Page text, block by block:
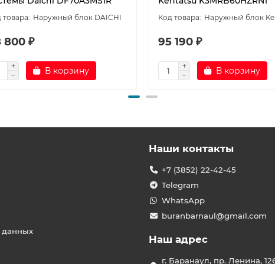
Наружный блок DAICHI
800 ₽
В корзину
Наружный блок
95 190 ₽
В корзину
данных
Наши контакты
+7 (3852) 22-42-45
Telegram
WhatsApp
buranbarnaul@gmail.com
Наш адрес
г. Баранаул, пр. Ленина,